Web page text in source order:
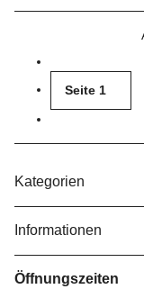
Seite 1
Kategorien
Informationen
Öffnungszeiten